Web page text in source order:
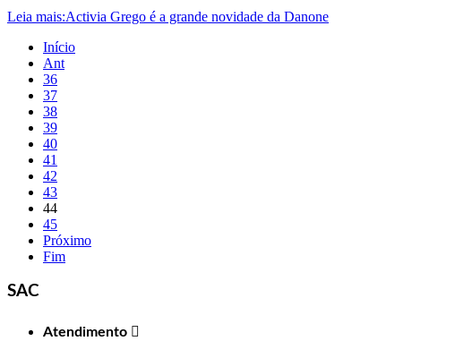
Leia mais:Activia Grego é a grande novidade da Danone
Início
Ant
36
37
38
39
40
41
42
43
44
45
Próximo
Fim
SAC
Atendimento